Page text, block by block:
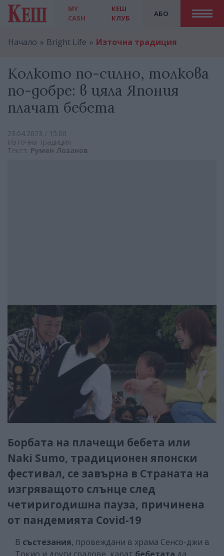
MY
CASH
АБО
КЕШ
КЛУБ
Начало Bright Life Източна традиция
Колкото по-силно, толкова
по-добре: в цяла Япония
плачат бебета
23.04.2023 / 15:00
Източна традиция
Текст: Румен Лозанов
Борбата на плачещи бебета или
Naki Sumo, традиционен японски
фестивал, се завърна в Страната на
изгряващото слънце след
четиригодишна пауза, причинена
от пандемията Covid-19
В състезания, провеждани в храма Сенсо-джи в